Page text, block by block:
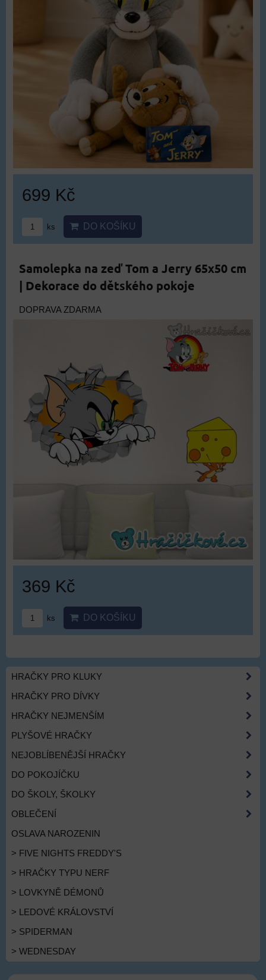
699 Kč
ks DO KOŠÍKU
Samolepka na zeď Tom a Jerry 65x50 cm
| Dekorace do dětského pokoje
DOPRAVA ZDARMA
369 Kč
ks DO KOŠÍKU
HRAČKY PRO KLUKY
HRAČKY PRO DÍVKY
HRAČKY NEJMENŠÍM
PLYŠOVÉ HRAČKY
NEJOBLÍBENĚJŠÍ HRAČKY
DO POKOJÍČKU
DO ŠKOLY, ŠKOLKY
OBLEČENÍ
OSLAVA NAROZENIN
> FIVE NIGHTS FREDDY'S
> HRAČKY TYPU NERF
> LOVKYNĚ DÉMONŮ
> LEDOVÉ KRÁLOVSTVÍ
> SPIDERMAN
> WEDNESDAY